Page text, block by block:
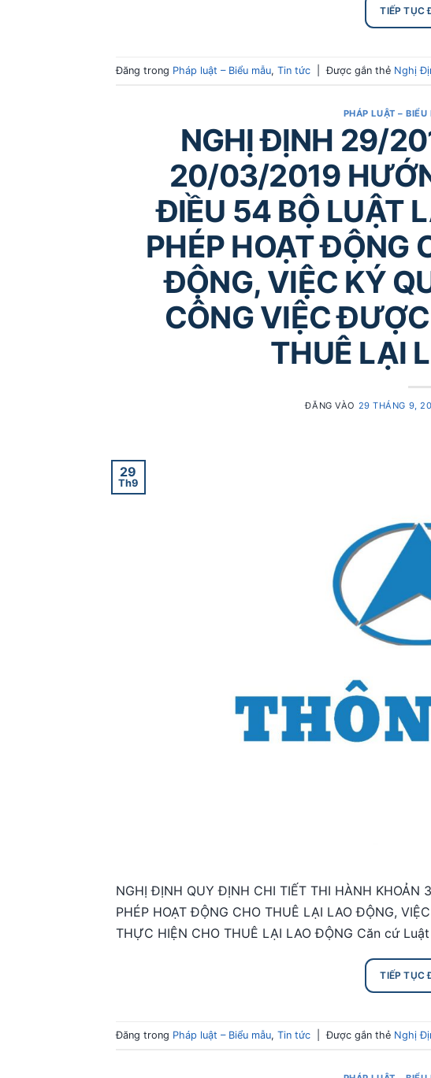
TIẾP TỤC
Đăng trong Pháp luật – Biểu mẫu, Tin tức Được gắn thẻ Nghị
PHÁP LUẬT – BIỂU
NGHỊ ĐỊNH 29/
20/03/2019
ĐIỀU 54 BỘ LUẬT
PHÉP HOẠT ĐỘNG
ĐỘNG, VIỆC KÝ
CÔNG VIỆC
THUÊ LẠI
ĐĂNG VÀO 29 THÁNG 9,
29
Th9
NGHỊ ĐỊNH QUY ĐỊNH CHI TIẾT THI HÀNH KHOẢN
PHÉP HOẠT ĐỘNG CHO THUÊ LẠI LAO ĐỘNG,
THỰC HIỆN CHO THUÊ LẠI LAO ĐỘNG Căn cứ
TIẾP TỤC
Đăng trong Pháp luật – Biểu mẫu, Tin tức Được gắn thẻ Nghị